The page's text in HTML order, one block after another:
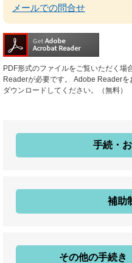
メールでの問合せ
PDF形式のファイルをご覧いただく場
Readerが必要です。
Adobe Readerを
ダウンロードしてください。（無料）
手続・
補助
その他の手続き